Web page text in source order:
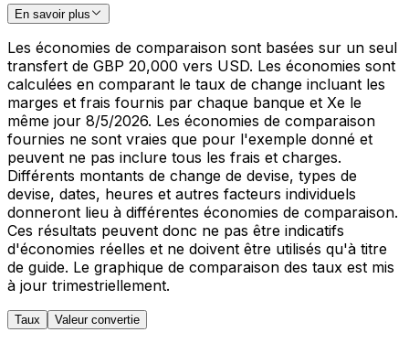
En savoir plus
Les économies de comparaison sont basées sur un seul
transfert de GBP 20,000 vers USD. Les économies sont
calculées en comparant le taux de change incluant les
marges et frais fournis par chaque banque et Xe le
même jour 8/5/2026. Les économies de comparaison
fournies ne sont vraies que pour l'exemple donné et
peuvent ne pas inclure tous les frais et charges.
Différents montants de change de devise, types de
devise, dates, heures et autres facteurs individuels
donneront lieu à différentes économies de comparaison.
Ces résultats peuvent donc ne pas être indicatifs
d'économies réelles et ne doivent être utilisés qu'à titre
de guide. Le graphique de comparaison des taux est mis
à jour trimestriellement.
Taux Valeur convertie